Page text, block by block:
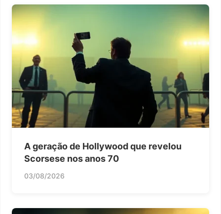
A geração de Hollywood que revelou
Scorsese nos anos 70
03/08/2026